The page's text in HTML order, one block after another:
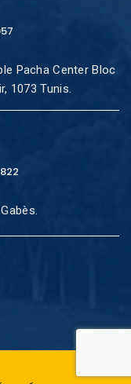
Pacha Center Bloc
1073 Tunis.